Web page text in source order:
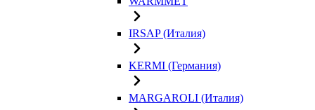
IRSAP (Италия)
KERMI (Германия)
MARGAROLI (Италия)